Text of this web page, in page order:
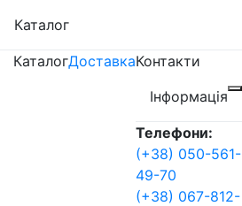
Каталог
КаталогДоставкаКонтакти
Інформація
Телефони:
(+38) 050-561-
49-70
(+38) 067-812-